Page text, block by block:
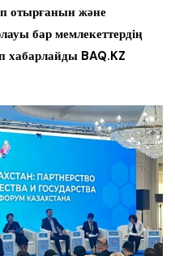
отырғанын және
бар мемлекеттердің
хабарлайды BAQ.KZ